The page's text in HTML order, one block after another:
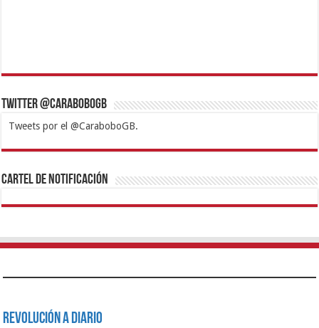
Twitter @CaraboboGB
Tweets por el @CaraboboGB.
1xbetBetturkeyBetistKralbetSupertotobetTipobetMatadorbetMariobet
https://mvbcasino.com/
Cartel de Notificación
Revolución a Diario